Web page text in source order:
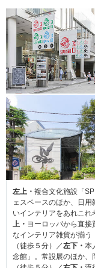
左上・ 複合文化施設「
ェスペースのほか、日
いインテリアをあれこ
上・ ヨーロッパから直接
なインテリア雑貨が揃う
（徒歩５分）／左下・ 本
念館」。常設展のほか、